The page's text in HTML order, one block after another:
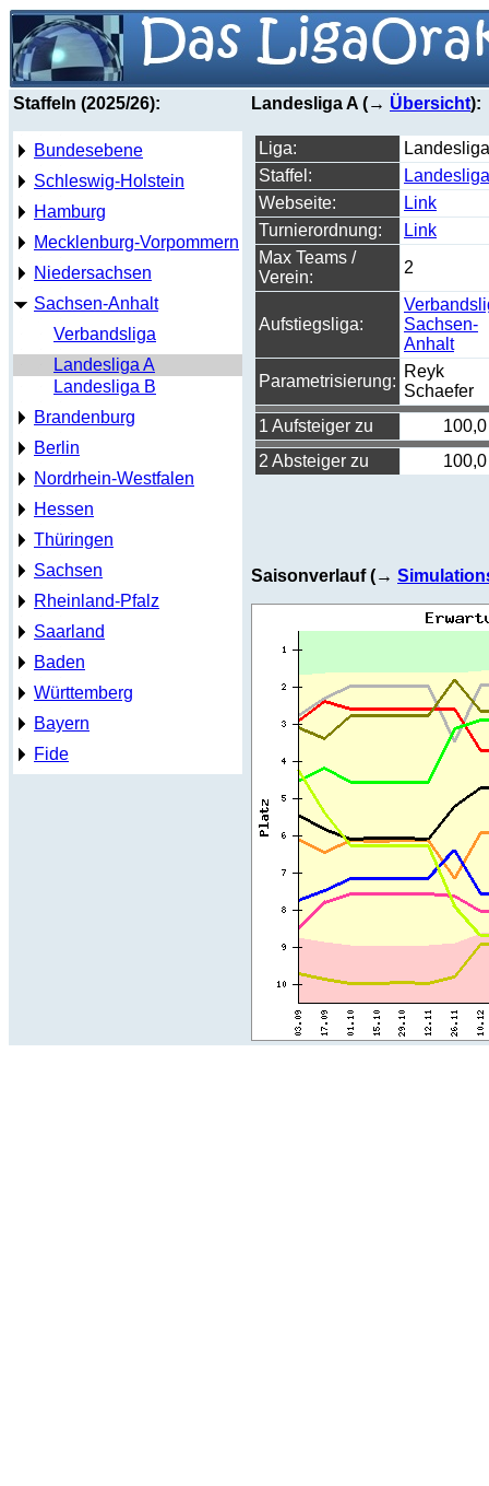
Staffeln (2025/26):
Bundesebene
Schleswig-Holstein
Hamburg
Mecklenburg-Vorpommern
Niedersachsen
Sachsen-Anhalt
Verbandsliga
Landesliga A
Landesliga B
Brandenburg
Berlin
Nordrhein-Westfalen
Hessen
Thüringen
Sachsen
Rheinland-Pfalz
Saarland
Baden
Württemberg
Bayern
Fide
Landesliga A (→ Übersicht):
Liga:
Landesliga
Staffel:
Webseite:
Link
Turnierordnung:
Link
Max Teams /
Verein:
2
Aufstiegsliga:
Sachsen-
Anhalt
Parametrisierung:
Reyk
Schaefer
1 Aufsteiger zu
2 Absteiger zu
Saisonverlauf (→